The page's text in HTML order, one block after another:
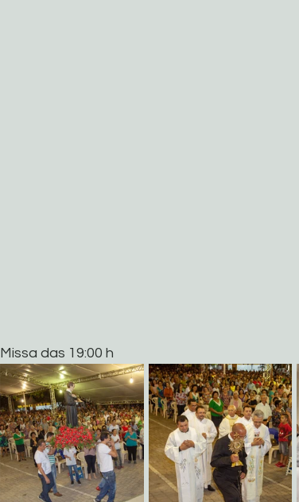
Missa das 19:00 h